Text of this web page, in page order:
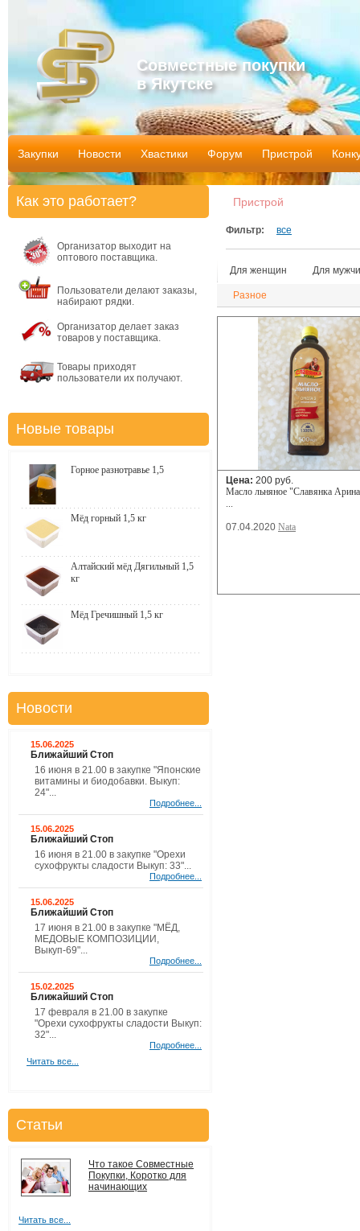
Совместные покупки
в Якутске
Закупки Новости Хвастики Форум Пристрой
Пристрой
Фильтр: все
Для женщин Для
Разное
Цена: 200 руб.
Масло льняное "Славянка
...
07.04.2020 Nata
Как это работает?
Организатор выходит на
оптового поставщика.
Пользователи делают заказы,
набирают рядки.
Организатор делает заказ
товаров у поставщика.
Товары приходят
пользователи их получают.
Новые товары
Горное разнотравье 1,5
Мёд горный 1,5 кг
Алтайский мёд Дягильный 1,5
кг
Мёд Гречишный 1,5 кг
Новости
15.06.2025
Ближайший Стоп
16 июня в 21.00 в закупке "Японские
витамины и биодобавки. Выкуп:
24"...
Подробнее...
15.06.2025
Ближайший Стоп
16 июня в 21.00 в закупке "Орехи
сухофрукты сладости Выкуп: 33"...
Подробнее...
15.06.2025
Ближайший Стоп
17 июня в 21.00 в закупке "МЁД,
МЕДОВЫЕ КОМПОЗИЦИИ,
Выкуп-69"...
Подробнее...
15.02.2025
Ближайший Стоп
17 февраля в 21.00 в закупке
"Орехи сухофрукты сладости Выкуп:
32"...
Подробнее...
Читать все...
Статьи
Что такое Совместные
Покупки, Коротко для
начинающих
Читать все...